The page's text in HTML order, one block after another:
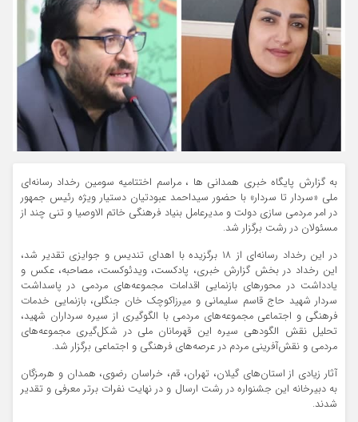
به گزارش پایگاه خبری همدانی ها ، مراسم اختتامیه سومین رخداد رسانه‌ای
ملی «سردار تا سردار» با حضور سیداحمد عبودتیان دستیار ویژه رئیس جمهور
در امر مردمی سازی دولت و مدیرعامل بنیاد فرهنگی خاتم الاوصیا و تنی چند از
مسئولان در رشت برگزار شد.
در این رخداد رسانه‌ای از ۱۸ برگزیده با اهدای تندیس و جوایزی تقدیر شد،
این رخداد در بخش‌ گزارش خبری، پادکست، ویدئوکست، مصاحبه، عکس و
یادداشت در محورهای بازنمایی اقدامات مجموعه‌های مردمی در پاسداشت
سردار شهید حاج قاسم سلیمانی و میرزاکوچک خان جنگلی، بازنمایی خدمات
فرهنگی و اجتماعی مجموعه‌های مردمی با الگوگیری از سیره سرداران شهید،
تحلیل نقش الگودهی سیره این قهرمانان ملی در شکل‌گیری مجموعه‌های
مردمی و نقش‌آفرینی مردم در عرصه‌های فرهنگی و اجتماعی برگزار شد.
آثار زیادی از استان‌های گیلان، تهران، قم، خراسان رضوی، همدان و هرمزگان
به دبیرخانه این جشنواره در رشت ارسال و در نهایت نفرات برتر معرفی و تقدیر
شدند.